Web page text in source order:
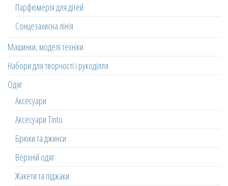
Парфюмерія для дітей
Сонцезахисна лінія
Машинки, моделі техніки
Набори для творчості і рукоділля
Одяг
Аксесуари
Аксесуари Tinto
Брюки та джинси
Верхній одяг
Жакети та піджаки